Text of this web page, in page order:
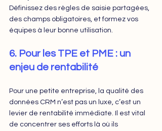
Définissez des règles de saisie partagées,
des champs obligatoires, et formez vos
équipes à leur bonne utilisation.
6. Pour les TPE et PME : un
enjeu de rentabilité
Pour une petite entreprise, la qualité des
données CRM n’est pas un luxe, c’est un
levier de rentabilité immédiate. Il est vital
de concentrer ses efforts là où ils